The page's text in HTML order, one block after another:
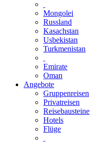
Mongolei
Russland
Kasachstan
Usbekistan
Turkmenistan
Emirate
Oman
Angebote
Gruppenreisen
Privatreisen
Reisebausteine
Hotels
Flüge